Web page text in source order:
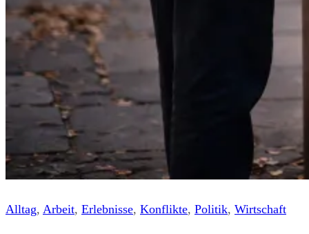
Alltag, Arbeit, Erlebnisse, Konflikte, Politik, Wirtschaft